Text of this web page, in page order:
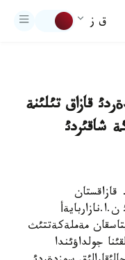
ق ز
قازاق تئلئنة
شاقئردئ
- قازاقستان
قالئپتاسقان مةملةكةتتئث
جولداؤئندا